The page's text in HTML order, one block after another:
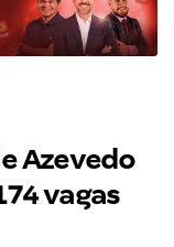
Azevedo
vagas